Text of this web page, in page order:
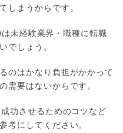
しまうからです。
未経験業界・職種に転職
でしょう。
のはかなり負担がかかって
需要はないからです。
功させるためのコツなど
考にしてください。